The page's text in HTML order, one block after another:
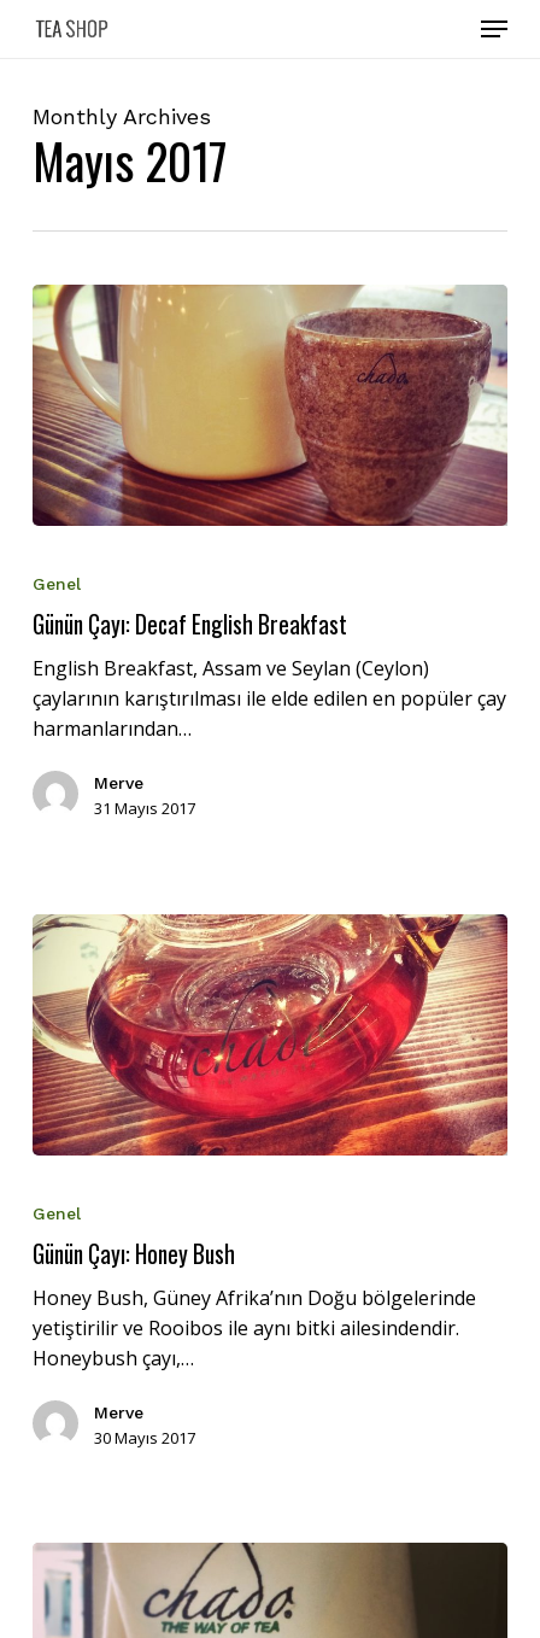
Skip
content
Menu
Monthly Archives
Mayıs 2017
English
Breakfast
Genel
Günün Çayı: Decaf English Breakfast
English Breakfast, Assam ve Seylan (Ceylon)
çaylarının karıştırılması ile elde edilen en popüler çay
harmanlarından…
Merve
31 Mayıs 2017
Honey
Bush
Genel
Günün Çayı: Honey Bush
Honey Bush, Güney Afrika’nın Doğu bölgelerinde
yetiştirilir ve Rooibos ile aynı bitki ailesindendir.
Honeybush çayı,…
Merve
30 Mayıs 2017